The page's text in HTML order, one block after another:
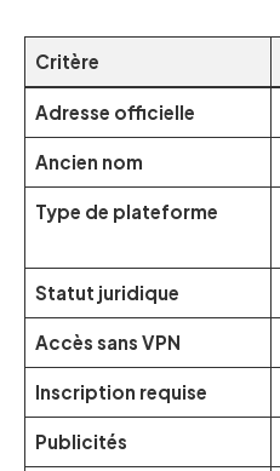
Critère
Adresse officielle
Ancien nom
Type de plateforme
Statut juridique
Accès sans VPN
Inscription requise
Publicités